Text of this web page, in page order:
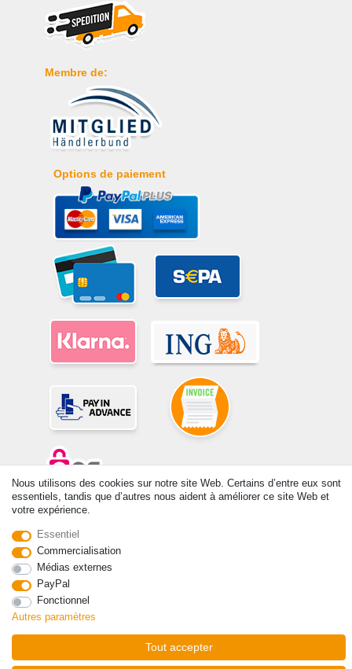
Membre de:
Options de paiement
© Copyright 2026 | Tous droits réservés. -Tous droits réservés – Les
en Euros TTC. Les conditions s’appliquent aux livraisons en France !
Nous utilisons des cookies sur notre site Web. Certains d’entre eux sont
essentiels, tandis que d’autres nous aident à améliorer ce site Web et
votre expérience.
Essentiel
Commercialisation
Médias externes
PayPal
Fonctionnel
Autres paramètres
Tout accepter
Rétracter le contrat ici